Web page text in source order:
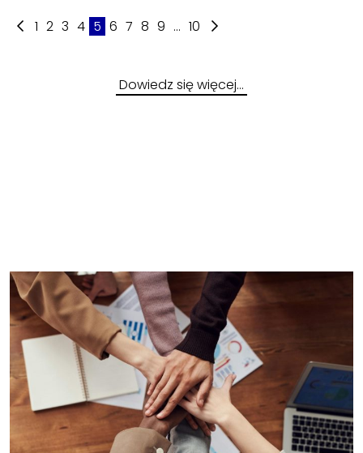
1 2 3 4 5 6 7 8 9 ... 10
Dowiedz się więcej…